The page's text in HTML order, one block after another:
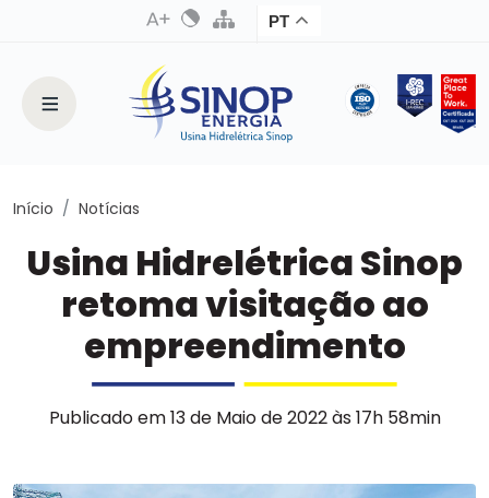
PT
Início Notícias
Usina Hidrelétrica Sinop
retoma visitação ao
empreendimento
Publicado em 13 de Maio de 2022 às 17h 58min